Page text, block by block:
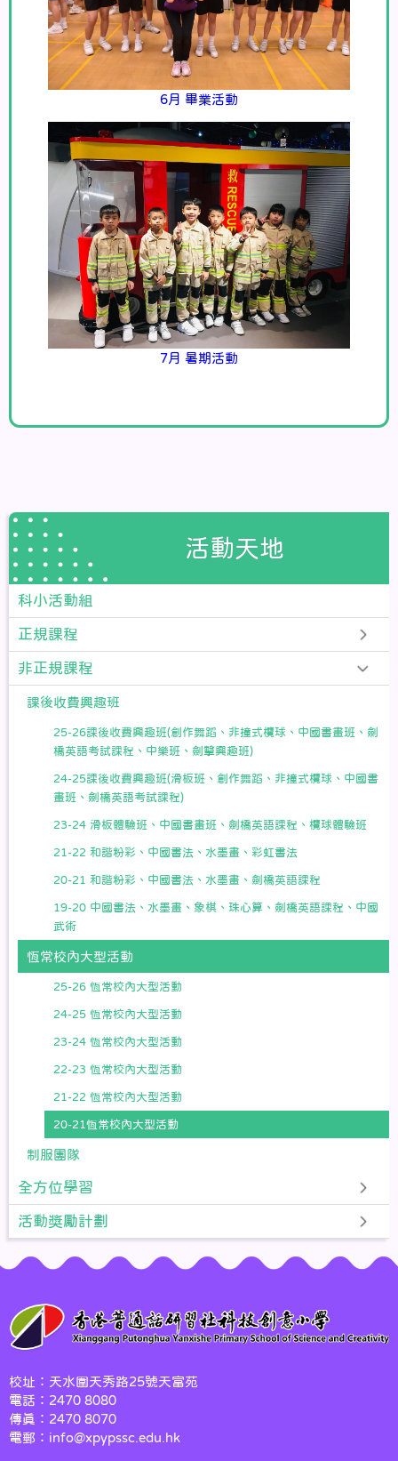
6月 畢業活動
7月 暑期活動
活動天地
科小活動組
正規課程
非正規課程
課後收費興趣班
25-26課後收費興趣班(創作舞蹈、非撞式欖球、中國書畫班、劍
橋英語考試課程、中樂班、劍擊興趣班)
24-25課後收費興趣班(滑板班、創作舞蹈、非撞式欖球、中國書
畫班、劍橋英語考試課程)
23-24 滑板體驗班、中國書畫班、劍橋英語課程、欖球體驗班
21-22 和諧粉彩、中國書法、水墨畫、彩虹書法
20-21 和諧粉彩、中國書法、水墨畫、劍橋英語課程
19-20 中國書法、水墨畫、象棋、珠心算、劍橋英語課程、中國
武術
恆常校內大型活動
25-26 恆常校內大型活動
24-25 恆常校內大型活動
23-24 恆常校內大型活動
22-23 恆常校內大型活動
21-22 恆常校內大型活動
20-21恆常校內大型活動
制服團隊
全方位學習
活動獎勵計劃
校址：天水圍天秀路25號天富苑
電話：2470 8080
傳真：2470 8070
電郵：info@xpypssc.edu.hk